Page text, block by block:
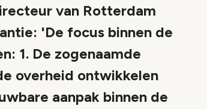
van Rotterdam
'De focus binnen de
1. De zogenaamde
overheid ontwikkelen
aanpak binnen de